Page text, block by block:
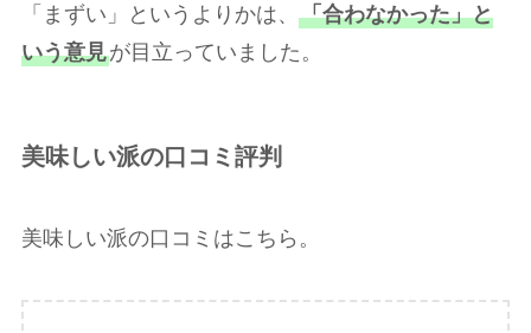
「まずい」というよりかは、 「合わなかった」と
いう意見が目立っていました。
美味しい派の口コミ評判
美味しい派の口コミはこちら。